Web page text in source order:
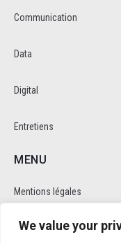
We value your
Communication
Data
Digital
Entretiens
MENU
Mentions légales
Politique de cookie et de